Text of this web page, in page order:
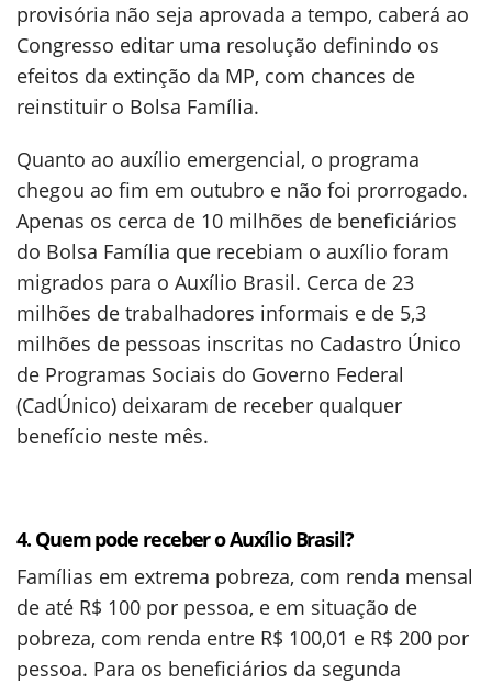
provisória não seja aprovada a tempo, caberá ao
Congresso editar uma resolução definindo os
efeitos da extinção da MP, com chances de
reinstituir o Bolsa Família.
Quanto ao auxílio emergencial, o programa
chegou ao fim em outubro e não foi prorrogado.
Apenas os cerca de 10 milhões de beneficiários
do Bolsa Família que recebiam o auxílio foram
migrados para o Auxílio Brasil. Cerca de 23
milhões de trabalhadores informais e de 5,3
milhões de pessoas inscritas no Cadastro Único
de Programas Sociais do Governo Federal
(CadÚnico) deixaram de receber qualquer
benefício neste mês.
4. Quem pode receber o Auxílio Brasil?
Famílias em extrema pobreza, com renda mensal
de até R$ 100 por pessoa, e em situação de
pobreza, com renda entre R$ 100,01 e R$ 200 por
pessoa. Para os beneficiários da segunda